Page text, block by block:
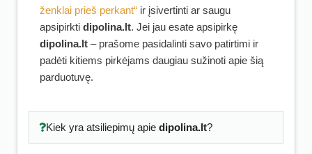
ženklai prieš perkant“ ir įsivertinti ar saugu
apsipirkti dipolina.lt. Jei jau esate apsipirkę
dipolina.lt – prašome pasidalinti savo patirtimi ir
padėti kitiems pirkėjams daugiau sužinoti apie šią
parduotuvę.
Kiek yra atsiliepimų apie dipolina.lt?